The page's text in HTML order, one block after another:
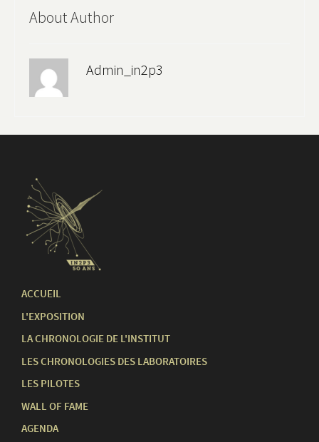
About Author
Admin_in2p3
ACCUEIL
L'EXPOSITION
LA CHRONOLOGIE DE L'INSTITUT
LES CHRONOLOGIES DES LABORATOIRES
LES PILOTES
WALL OF FAME
AGENDA